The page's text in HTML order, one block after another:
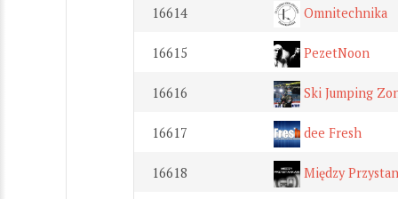
16614 Omnitechnika
16615 PezetNoon
16616 Ski Jumping
16617 dee Fresh
16618 Między